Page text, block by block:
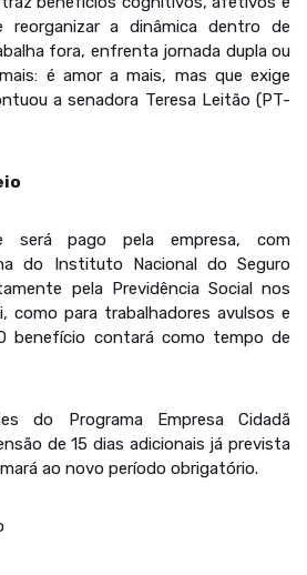
reorganizar a dinâmica dentro de
fora, enfrenta jornada dupla ou
é amor a mais, mas que exige
a senadora Teresa Leitão (PT-
será pago pela empresa, com
do Instituto Nacional do Seguro
pela Previdência Social nos
como para trabalhadores avulsos e
benefício contará como tempo de
do Programa Empresa Cidadã
de 15 dias adicionais já prevista
ao novo período obrigatório.